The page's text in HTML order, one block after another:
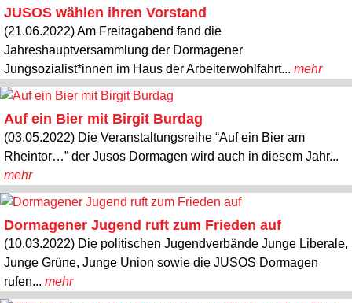
JUSOS wählen ihren Vorstand
(21.06.2022) Am Freitagabend fand die
Jahreshauptversammlung der Dormagener
Jungsozialist*innen im Haus der Arbeiterwohlfahrt... mehr
Auf ein Bier mit Birgit Burdag
(03.05.2022) Die Veranstaltungsreihe “Auf ein Bier am
Rheintor…” der Jusos Dormagen wird auch in diesem Jahr...
mehr
Dormagener Jugend ruft zum Frieden auf
(10.03.2022) Die politischen Jugendverbände Junge Liberale,
Junge Grüne, Junge Union sowie die JUSOS Dormagen
rufen... mehr